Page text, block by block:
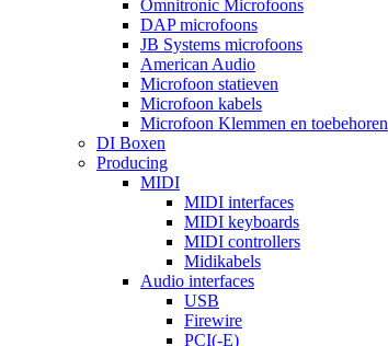
Omnitronic Microfoons
DAP microfoons
JB Systems microfoons
American Audio
Microfoon statieven
Microfoon kabels
Microfoon Klemmen en toebehoren
DI Boxen
Producing
MIDI
MIDI interfaces
MIDI keyboards
MIDI controllers
Midikabels
Audio interfaces
USB
Firewire
PCI(-E)